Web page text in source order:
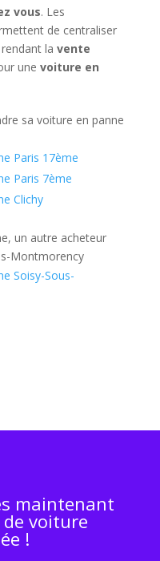
vous. Les
de centraliser
la vente
une voiture en
sa voiture en panne
Paris 17ème
Paris 7ème
Clichy
un autre acheteur
Montmorency
Soisy-Sous-
maintenant
voiture
!